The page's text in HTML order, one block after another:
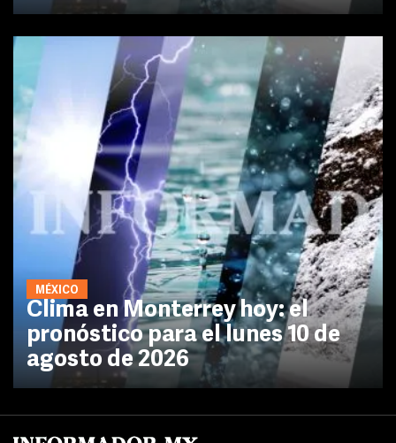
MÉXICO
Clima en Monterrey hoy: el
pronóstico para el lunes 10 de
agosto de 2026